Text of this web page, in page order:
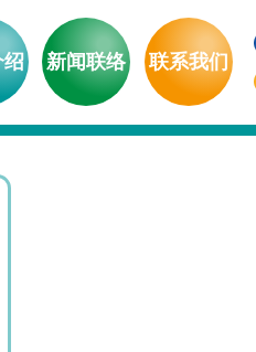
绍 新闻联络 联系我们